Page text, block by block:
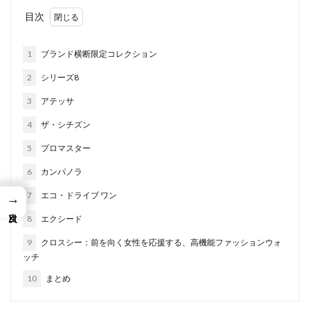
目次
1 ブランド横断限定コレクション
2 シリーズ8
3 アテッサ
4 ザ・シチズン
5 プロマスター
6 カンパノラ
7 エコ・ドライブ ワン
8 エクシード
9
クロスシー：前を向く女性を応援する、高機能ファッションウォ
ッチ
10 まとめ
→